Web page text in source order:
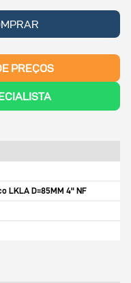
PREÇOS
LKLA D=85MM 4" NF